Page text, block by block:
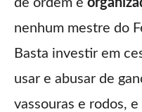
nenhum mestre do
Basta investir em
usar e abusar de
vassouras e rodos,